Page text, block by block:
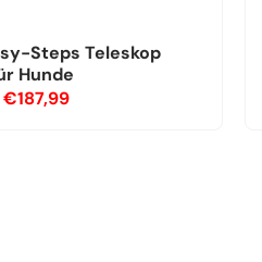
Steps Teleskop
Hunde
€187,99